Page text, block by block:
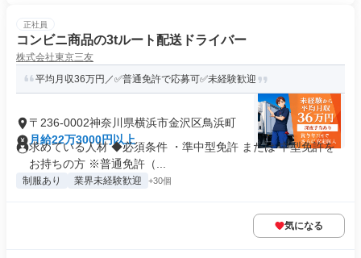
正社員
コンビニ商品の3tルート配送ドライバー
株式会社東京三友
平均月収36万円／✅普通免許で応募可✅未経験歓迎
〒236-0002神奈川県横浜市金沢区鳥浜町
月給22万3000円以上
求めている人材 ◆必須条件 ・準中型免許 または 中型免許を
お持ちの方 ※普通免許（...
制服あり 業界未経験歓迎 +30個
気になる